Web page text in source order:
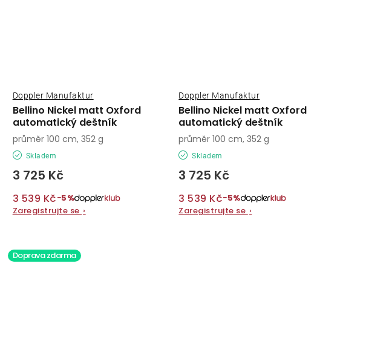
Bellino Nickel matt Oxford
automatický deštník
Doppler Manufaktur
Skladem
3 725 Kč
3 539 Kč−5%
Zaregistrujte se ›
průměr 100 cm, 352 g
Bellino Nickel matt Oxford
automatický deštník
Doppler Manufaktur
Skladem
3 725 Kč
3 539 Kč−5%
Zaregistrujte se ›
průměr 100 cm, 352 g
Doprava zdarma